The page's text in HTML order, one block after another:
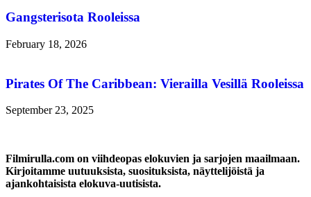
Gangsterisota Rooleissa
February 18, 2026
Pirates Of The Caribbean: Vierailla Vesillä Rooleissa
September 23, 2025
Filmirulla.com on viihdeopas elokuvien ja sarjojen maailmaan.
Kirjoitamme uutuuksista, suosituksista, näyttelijöistä ja
ajankohtaisista elokuva-uutisista.